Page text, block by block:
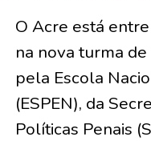
O Acre está
na nova turma
pela Escola
(ESPEN), da
Políticas Penais